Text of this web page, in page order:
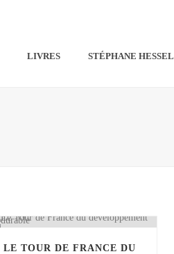
LIVRES STÉPHANE HESSEL
LE TOUR DE FRANCE DU